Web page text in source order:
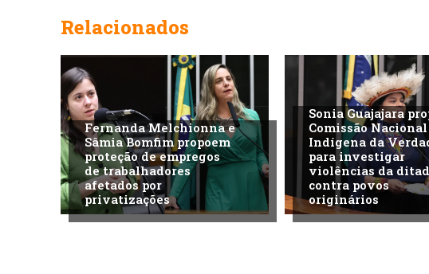
Relacionados
Fernanda Melchionna e
Sâmia Bomfim propoem
proteção de empregos
de trabalhadores
afetados por
privatizações
Sonia Guajajara
Comissão Nacional
Indígena da
para investigar
violências da
contra povos
originários